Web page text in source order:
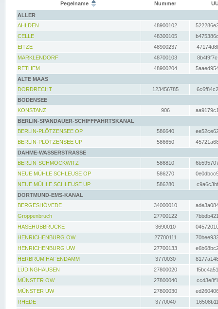
Pegelname Nummer
ALLER
AHLDEN
48900102
CELLE
48300105
EITZE
48900237
MARKLENDORF
48700103
RETHEM
48900204
ALTE MAAS
DORDRECHT
123456785
BODENSEE
KONSTANZ
906
BERLIN-SPANDAUER-SCHIFFFAHRTSKANAL
BERLIN-PLÖTZENSEE OP
586640
BERLIN-PLÖTZENSEE UP
586650
DAHME-WASSERSTRASSE
BERLIN-SCHMÖCKWITZ
586810
NEUE MÜHLE SCHLEUSE OP
586270
NEUE MÜHLE SCHLEUSE UP
586280
DORTMUND-EMS-KANAL
BERGESHÖVEDE
34000010
Groppenbruch
27700122
HASEHUBBRÜCKE
3690010
HENRICHENBURG OW
27700111
HENRICHENBURG UW
27700133
HERBRUM HAFENDAMM
3770030
LÜDINGHAUSEN
27800020
MÜNSTER OW
27800040
MÜNSTER UW
27800030
RHEDE
3770040